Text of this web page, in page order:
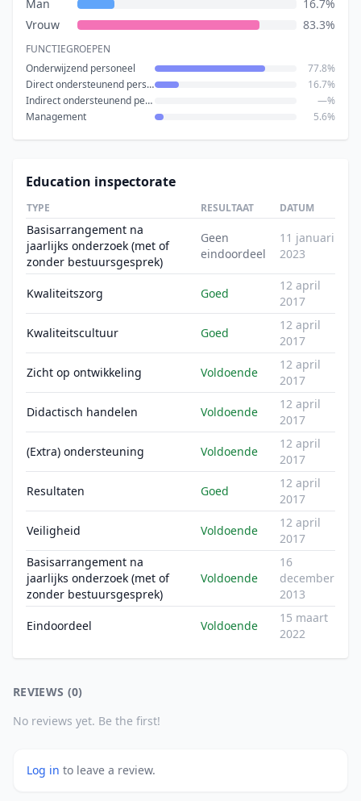
Man
16.7%
Vrouw
83.3%
FUNCTIEGROEPEN
Onderwijzend personeel
77.8%
Direct ondersteunend personeel
16.7%
Indirect ondersteunend personeel
—%
Management
5.6%
Education inspectorate
TYPE RESULTAAT DATUM
Basisarrangement na
jaarlijks onderzoek (met of
zonder bestuursgesprek)
Geen
eindoordeel
11 januari
2023
Kwaliteitszorg Goed
12 april
2017
Kwaliteitscultuur Goed
12 april
2017
Zicht op ontwikkeling Voldoende
12 april
2017
Didactisch handelen Voldoende
12 april
2017
(Extra) ondersteuning Voldoende
12 april
2017
Resultaten Goed
12 april
2017
Veiligheid Voldoende
12 april
2017
Basisarrangement na
jaarlijks onderzoek (met of
zonder bestuursgesprek)
Voldoende
16
december
2013
Eindoordeel Voldoende
15 maart
2022
REVIEWS (0)
No reviews yet. Be the first!
Log in to leave a review.